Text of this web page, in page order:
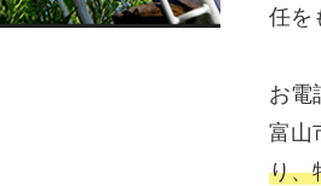
任を
お電
富山
り、